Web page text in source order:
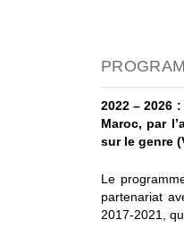
2022 – 2026
Maroc, par
sur le genre
Le
partenariat
2017-2021,